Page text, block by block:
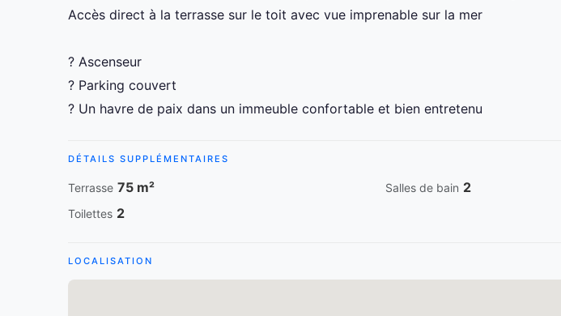
Accès direct à la terrasse sur le toit avec vue imprenable sur la mer
? Ascenseur
?️ Parking couvert
?️ Un havre de paix dans un immeuble confortable et bien entretenu
DÉTAILS SUPPLÉMENTAIRES
Terrasse 75 m² Salles de bain 2
Toilettes 2
LOCALISATION